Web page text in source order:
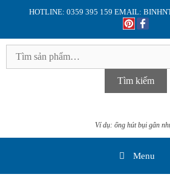
HOTLINE: 0359 395 159 EMAIL:
Tìm
Tìm kiếm
Ví dụ: ống hút bụi gân
Menu